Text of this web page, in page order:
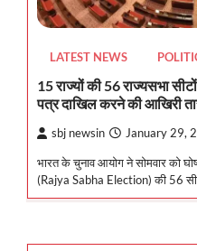
LATEST NEWS
15 राज्यों की 56 राज्यसभा
पत्र दाखिल करने की आखिरी
sbj newsin January 29,
भारत के चुनाव आयोग ने सोमवार को
(Rajya Sabha Election) की 56